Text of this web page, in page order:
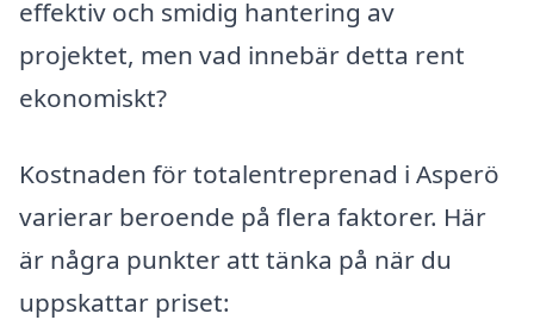
effektiv och smidig hantering av
projektet, men vad innebär detta rent
ekonomiskt?
Kostnaden för totalentreprenad i Asperö
varierar beroende på flera faktorer. Här
är några punkter att tänka på när du
uppskattar priset: